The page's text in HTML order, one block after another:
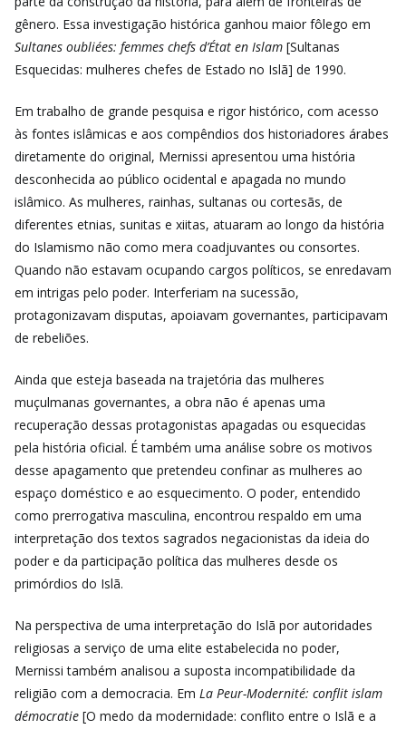
gênero. Essa investigação histórica ganhou maior fôlego em
Sultanes oubliées: femmes chefs d’État en Islam [Sultanas
Esquecidas: mulheres chefes de Estado no Islã] de 1990.
Em trabalho de grande pesquisa e rigor histórico, com acesso
às fontes islâmicas e aos compêndios dos historiadores árabes
diretamente do original, Mernissi apresentou uma história
desconhecida ao público ocidental e apagada no mundo
islâmico. As mulheres, rainhas, sultanas ou cortesãs, de
diferentes etnias, sunitas e xiitas, atuaram ao longo da história
do Islamismo não como mera coadjuvantes ou consortes.
Quando não estavam ocupando cargos políticos, se enredavam
em intrigas pelo poder. Interferiam na sucessão,
protagonizavam disputas, apoiavam governantes, participavam
de rebeliões.
Ainda que esteja baseada na trajetória das mulheres
muçulmanas governantes, a obra não é apenas uma
recuperação dessas protagonistas apagadas ou esquecidas
pela história oficial. É também uma análise sobre os motivos
desse apagamento que pretendeu confinar as mulheres ao
espaço doméstico e ao esquecimento. O poder, entendido
como prerrogativa masculina, encontrou respaldo em uma
interpretação dos textos sagrados negacionistas da ideia do
poder e da participação política das mulheres desde os
primórdios do Islã.
Na perspectiva de uma interpretação do Islã por autoridades
religiosas a serviço de uma elite estabelecida no poder,
Mernissi também analisou a suposta incompatibilidade da
religião com a democracia. Em La Peur-Modernité: conflit islam
démocratie [O medo da modernidade: conflito entre o Islã e a